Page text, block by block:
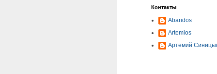
Контакты
Abaridos
Artemios
Артемий